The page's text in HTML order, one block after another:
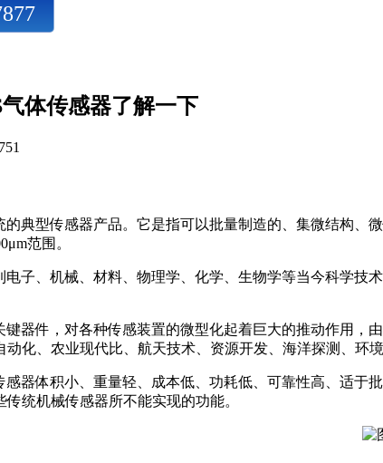
体传感器了解一下
典型传感器产品。它是指可以批量制造的、集微结构
范围。
子、机械、材料、物理学、化学、生物学等当今科学技
键器件，对各种传感装置的微型化起着巨大的推动作用，
化、农业现代比、航天技术、资源开发、海洋探测、环
器体积小、重量轻、成本低、功耗低、可靠性高、适
统机械传感器所不能实现的功能。‍